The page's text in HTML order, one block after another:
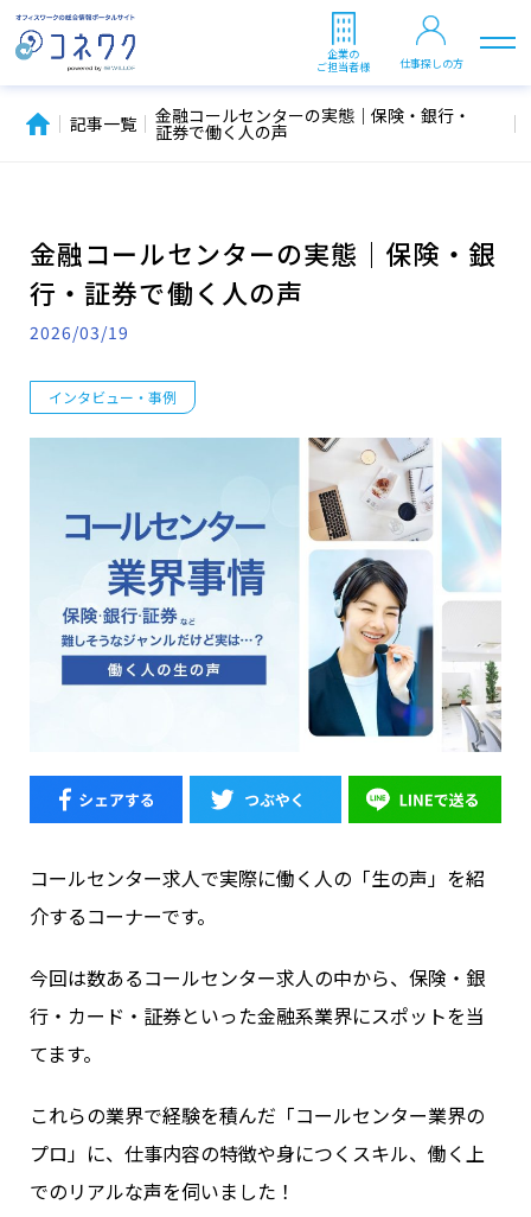
企業の
ご担当者様
仕事探しの方
記事一覧 金融コールセンターの実態｜保険・銀行・
証券で働く人の声
金融コールセンターの実態｜保険・銀
行・証券で働く人の声
2026/03/19
インタビュー・事例
コールセンター求人で実際に働く人の「生の声」を紹
介するコーナーです。
今回は数あるコールセンター求人の中から、保険・銀
行・カード・証券といった金融系業界にスポットを当
てます。
これらの業界で経験を積んだ「コールセンター業界の
プロ」に、仕事内容の特徴や身につくスキル、働く上
でのリアルな声を伺いました！